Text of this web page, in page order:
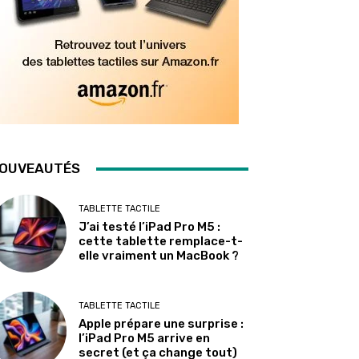
TABLETTE TACTILE
J’ai testé l’iPad Pro M5 :
cette tablette remplace-t-
elle vraiment un MacBook ?
TABLETTE TACTILE
Apple prépare une surprise :
l’iPad Pro M5 arrive en
secret (et ça change tout)